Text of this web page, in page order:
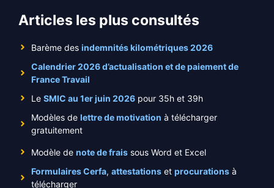
Articles les plus consultés
Barème des indemnités kilométriques 2026
Calendrier 2026 d’actualisation et de paiement de
France Travail
Le SMIC au 1er juin 2026 pour 35h et 39h
Modèles de lettre de motivation à télécharger
gratuitement
Modèle de note de frais sous Word et Excel
Formulaires Cerfa, attestations et procurations à
télécharger